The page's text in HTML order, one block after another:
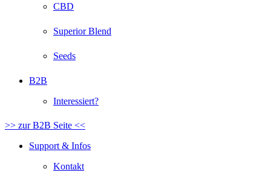
CBD
Superior Blend
Seeds
B2B
Interessiert?
>> zur B2B Seite <<
Support & Infos
Kontakt